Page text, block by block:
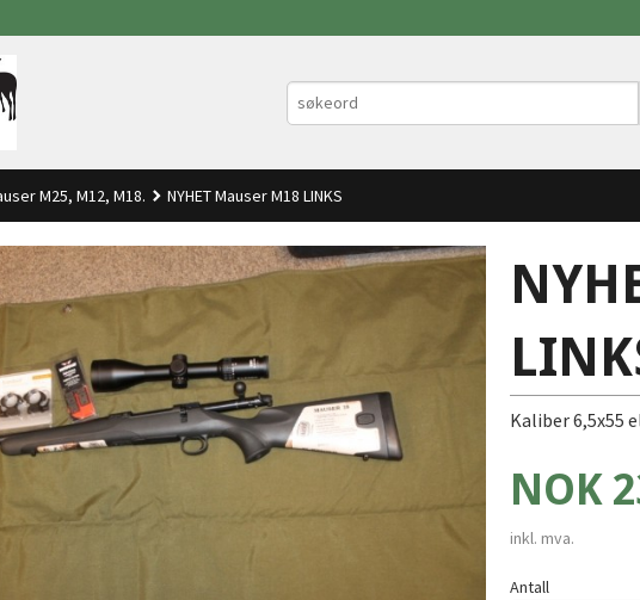
M25, M12, M18. NYHET Mauser M18 LINKS
Kaliber 6,5x55
Pris
NOK
inkl. mva.
Antall